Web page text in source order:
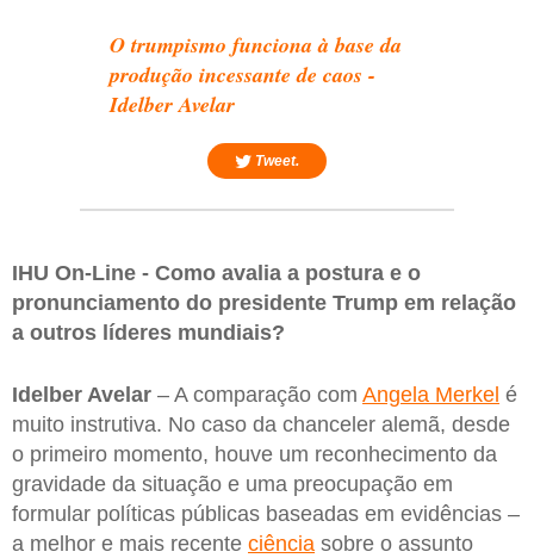
O trumpismo funciona à base da
produção incessante de caos -
Idelber Avelar
Tweet.
IHU On-Line - Como avalia a postura e o
pronunciamento do presidente Trump em relação
a outros líderes mundiais?
Idelber Avelar – A comparação com Angela Merkel é
muito instrutiva. No caso da chanceler alemã, desde
o primeiro momento, houve um reconhecimento da
gravidade da situação e uma preocupação em
formular políticas públicas baseadas em evidências –
a melhor e mais recente ciência sobre o assunto